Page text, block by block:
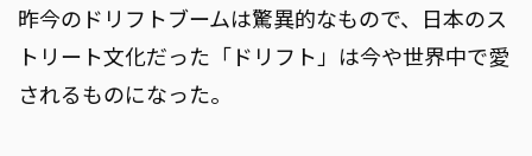
昨今のドリフトブームは驚異的なもので、日本のス
トリート文化だった「ドリフト」は今や世界中で愛
されるものになった。